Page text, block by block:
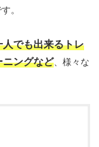
。
でも出来るトレ
ニングなど、様々な